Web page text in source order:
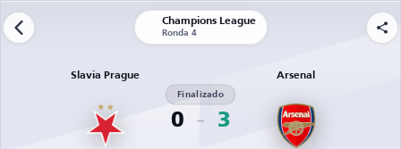
Champions League
Ronda 4
Slavia Prague
0
Finalizado
3
Arsenal